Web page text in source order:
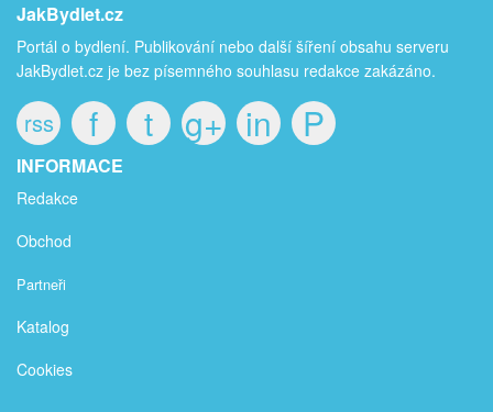
JakBydlet.cz
Portál o bydlení. Publikování nebo další šíření obsahu serveru
JakBydlet.cz je bez písemného souhlasu redakce zakázáno.
rss f t g+ in P
INFORMACE
Redakce
Obchod
Partneři
Katalog
Cookies